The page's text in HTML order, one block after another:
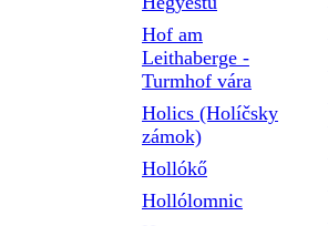
Hof am
Leithaberge -
Turmhof vára
Holics (Holíčsky
zámok)
Hollókő
Hollólomnic